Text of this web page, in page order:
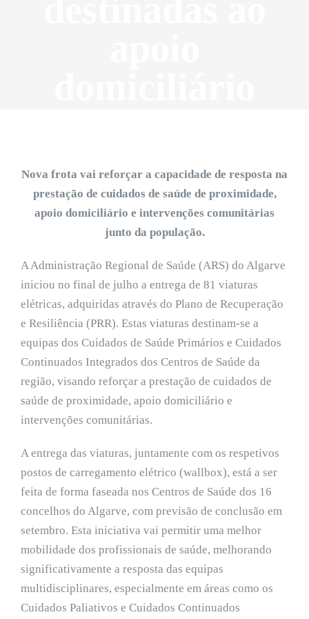
Nova frota vai reforçar a capacidade de resposta na
prestação de cuidados de saúde de proximidade,
apoio domiciliário e intervenções comunitárias
junto da população.
A Administração Regional de Saúde (ARS) do Algarve
iniciou no final de julho a entrega de 81 viaturas
elétricas, adquiridas através do Plano de Recuperação
e Resiliência (PRR). Estas viaturas destinam-se a
equipas dos Cuidados de Saúde Primários e Cuidados
Continuados Integrados dos Centros de Saúde da
região, visando reforçar a prestação de cuidados de
saúde de proximidade, apoio domiciliário e
intervenções comunitárias.
A entrega das viaturas, juntamente com os respetivos
postos de carregamento elétrico (wallbox), está a ser
feita de forma faseada nos Centros de Saúde dos 16
concelhos do Algarve, com previsão de conclusão em
setembro. Esta iniciativa vai permitir uma melhor
mobilidade dos profissionais de saúde, melhorando
significativamente a resposta das equipas
multidisciplinares, especialmente em áreas como os
Cuidados Paliativos e Cuidados Continuados